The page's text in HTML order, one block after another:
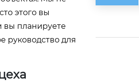
этого вы
вы планируете
руководство для